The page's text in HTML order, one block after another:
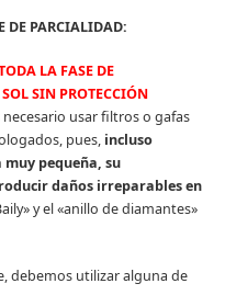
DE PARCIALIDAD:
LA FASE DE
SIN PROTECCIÓN
necesario usar filtros o gafas
pues, incluso
pequeña, su
daños irreparables en
y el «anillo de diamantes»
debemos utilizar alguna de